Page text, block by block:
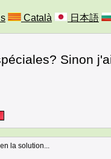
Català 日本語
Sinon
la solution...